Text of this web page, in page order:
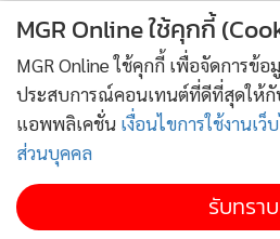
“ข้าจักพาไปห้องพักนะจ๊ะ” นวลรับอ
“แลเอ็งกลับมาที่หมู่บ้านนี้ได้เยี่ยงไร
เฟื่องฟ้าอึกอัก “คือข้า...”
“เพลานี้อย่าเพิ่งให้นางพูดกระไรมาก
กล้าตัดบท พลางเอื้อมมือไปจับมือเฟื่
“ประเดี๋ยวข้าไปเตรียมกับข้าวกับป
มะขามบาดใจขอตัวทันที
MGR Online ใช้คุกกี้
MGR Online ใช้คุกกี้ เพื่อจัดการข้
ประสบการณ์คอนเทนต์ที่ดีที่สุดให้
แอพพลิเคชั่น เงื่อนไขการใช้งานเว็
ส่วนบุคคล
รับทราบ